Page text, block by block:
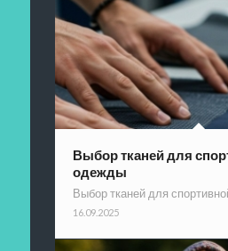
Выбор тканей для
одежды
Выбор тканей для
16.09.2025